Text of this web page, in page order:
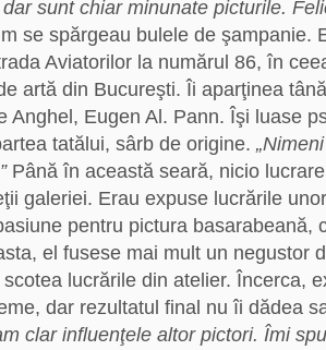
dar sunt chiar minunate picturile.
se spărgeau bulele de şampanie.
Aviatorilor la numărul 86, în
artă din Bucureşti. Îi aparţinea
Anghel, Eugen Al. Pann. Îşi luase
tatălui, sârb de origine.
Până în această seară, nicio
galeriei. Erau expuse lucrările
pentru pictura basarabeană,
el fusese mai mult un negustor
lucrările din atelier. Încerca,
dar rezultatul final nu îi dădea
clar influenţele altor pictori. Îmi